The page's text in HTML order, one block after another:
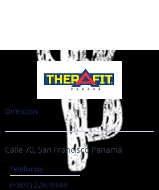
Dirección
Calle 70, San Francisco Panamá
Teléfonos
(+507) 226-9344